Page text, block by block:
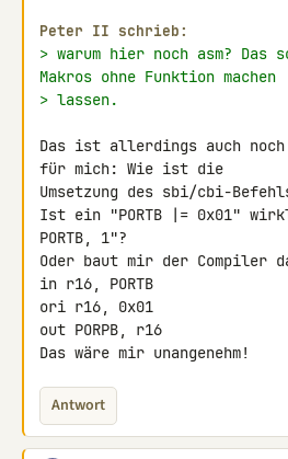
Peter II schrieb:
> warum hier noch asm?
Makros ohne Funktion machen
> lassen.
Das ist allerdings auch
für mich: Wie ist die
Umsetzung des sbi/cbi-
Ist ein "PORTB |= 0x01"
PORTB, 1"?
Oder baut mir der Compiler
in r16, PORTB
ori r16, 0x01
out PORPB, r16
Das wäre mir unangenehm!
Antwort